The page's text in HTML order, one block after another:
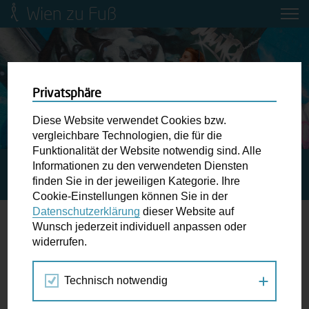
Wien zu Fuß
Mobilitätsbildung für Kinder und
Jugendliche
Ringstraße-Neugestaltung
Wiener Fußwegekarte
Newsletter abonnieren
Wunschbox
der Ampel ...
STARTSEITE SPAZIERGANG KALENDER
RINGSTRASSE D
ES PROLETARIATS
24.
JUL
2017
Privatsphäre
Diese Website verwendet Cookies bzw.
vergleichbare Technologien, die für die
Funktionalität der Website notwendig sind. Alle
Informationen zu den verwendeten Diensten
finden Sie in der jeweiligen Kategorie. Ihre
Cookie-Einstellungen können Sie in der
Datenschutzerklärung dieser Website auf
Wunsch jederzeit individuell anpassen oder
widerrufen.
Technisch notwendig